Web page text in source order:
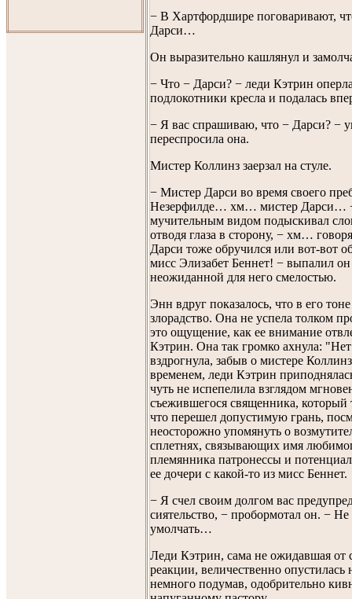
− В Хартфордшире поговаривают,
Дарси…
Он выразительно кашлянул и
− Что − Дарси? − леди Кэтрин
подлокотники кресла и подалась
− Я вас спрашиваю, что − Дарси? −
переспросила она.
Мистер Коллинз заерзал на стуле.
− Мистер Дарси во время своего
Незерфилде… хм… мистер Дарси…
мучительным видом подыскивал
отводя глаза в сторону, − хм…
Дарси тоже обручился или вот-вот
мисс Элизабет Беннет! − выпалил он
неожиданной для него смелостью.
Энн вдруг показалось, что в его
злорадство. Она не успела толком
это ощущение, как ее внимание
Кэтрин. Она так громко ахнула:
вздрогнула, забыв о мистере
временем, леди Кэтрин
чуть не испепелила взглядом
съежившегося священника, который
что перешел допустимую грань,
неосторожно упомянуть о
сплетнях, связывающих имя
племянника патронессы и
ее дочери с какой-то из мисс Беннет.
− Я счел своим долгом вас
сиятельство, − пробормотал он. − Не
умолчать…
Леди Кэтрин, сама не ожидавшая от
реакции, величественно опустилась
немного подумав, одобрительно